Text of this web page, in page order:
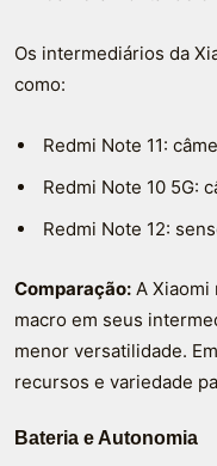
Os intermediários da
como:
Redmi Note 11:
Redmi Note 10 5G:
Redmi Note 12:
Comparação: A
macro em seus
menor versatilidade.
recursos e variedade
Bateria e Autonomia